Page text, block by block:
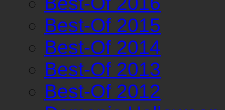
Best-Of 2015
Best-Of 2014
Best-Of 2013
Best-Of 2012